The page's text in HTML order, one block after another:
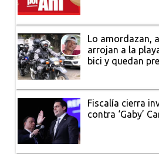
Lo amordazan,
arrojan a la
bici y quedan
Fiscalía cierra
contra ‘Gaby’